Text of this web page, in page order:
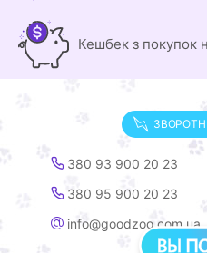
Кешбек з покупок
380 93 900 20 23
380 95 900 20 23
info@goodzoo.com.ua